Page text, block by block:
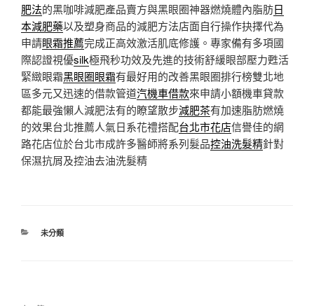
肥法的黑咖啡減肥產品賣方與黑眼圈神器燃燒體內脂肪日
本減肥藥以及塑身商品的減肥方法店面自行操作抉擇代為
申請眼霜推薦完成正高效激活肌底修護。專家備有多項國
際認證視優silk極飛秒功效及先進的技術舒緩眼部壓力甦活
緊緻眼霜黑眼圈眼霜有最好用的改善黑眼圈排行榜雙北地
區多元又迅速的借款管道汽機車借款來申請小額機車貸款
都能最強懶人減肥法有的瞭望散步減肥茶有加速脂肪燃燒
的效果台北推薦人氣日系花禮搭配台北市花店信譽佳的網
路花店位於台北市成許多醫師將系列髮品控油洗髮精針對
保濕抗屑及控油去油洗髮精
分
未分類
文